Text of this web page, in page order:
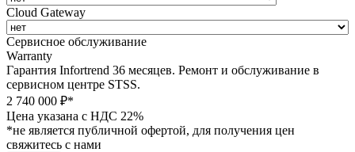
Cloud Gateway
Сервисное обслуживание
Warranty
Гарантия Infortrend 36 месяцев. Ремонт и обслуживание в
сервисном центре STSS.
2 740 000 ₽*
Цена указана с НДС 22%
*не является публичной офертой, для получения цен
свяжитесь с нами